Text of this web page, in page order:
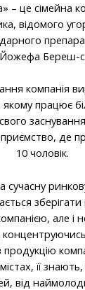
це сімейна
відомого
Береш-
компанія
якому працює
де
10 чоловік.
але і
її
від